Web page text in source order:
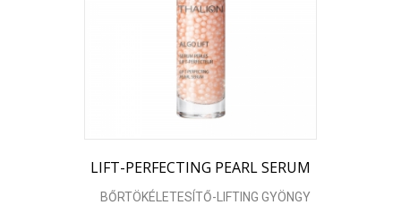
LIFT-PERFECTING PEARL SERUM
BŐRTÖKÉLETESÍTŐ-LIFTING GYÖNGY